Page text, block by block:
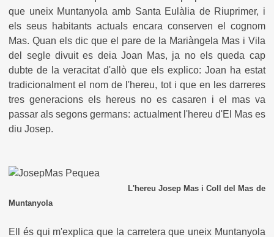
que uneix Muntanyola amb Santa Eulàlia de Riuprimer, i
els seus habitants actuals encara conserven el cognom
Mas. Quan els dic que el pare de la Mariàngela Mas i Vila
del segle divuit es deia Joan Mas, ja no els queda cap
dubte de la veracitat d'allò que els explico: Joan ha estat
tradicionalment el nom de l'hereu, tot i que en les darreres
tres generacions els hereus no es casaren i el mas va
passar als segons germans: actualment l'hereu d'El Mas es
diu Josep.
L'hereu Josep Mas i Coll del Mas de
Muntanyola
Ell és qui m'explica que la carretera que uneix Muntanyola